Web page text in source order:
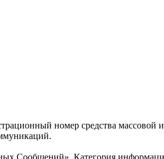
номер средства
Сообщений». Категория